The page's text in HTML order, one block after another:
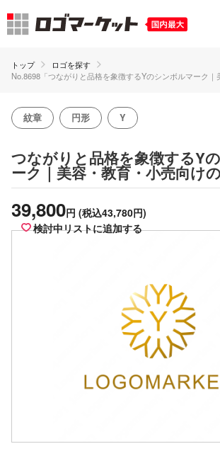
トップ
ロゴを探す
No.8698「つながりと品格を象徴するYのシンボルマーク｜
紋章 円形 Y
つながりと品格を象徴するY
ーク｜美容・教育・小売向け
39,800円 (税込43,780円)
検討中リストに追加する